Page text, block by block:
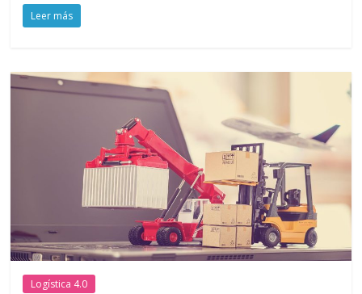
o
o
k p r
Leer más
Logística 4.0